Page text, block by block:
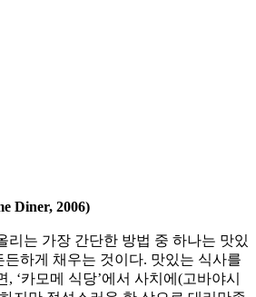
Diner, 2006)
리는 가장 간단한 방법 중 하나는 맛있
든하게 채우는 것이다. 맛있는 식사를
‘카모메 식당’에서 사치에(고바야시